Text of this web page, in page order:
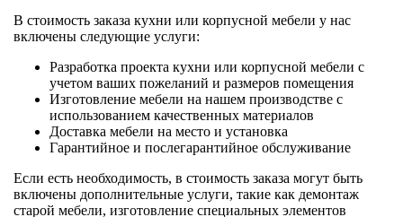
В стоимость заказа кухни или корпусной мебели у нас
включены следующие услуги:
Разработка проекта кухни или корпусной мебели с
учетом ваших пожеланий и размеров помещения
Изготовление мебели на нашем производстве с
использованием качественных материалов
Доставка мебели на место и установка
Гарантийное и послегарантийное обслуживание
Если есть необходимость, в стоимость заказа могут быть
включены дополнительные услуги, такие как демонтаж
старой мебели, изготовление специальных элементов